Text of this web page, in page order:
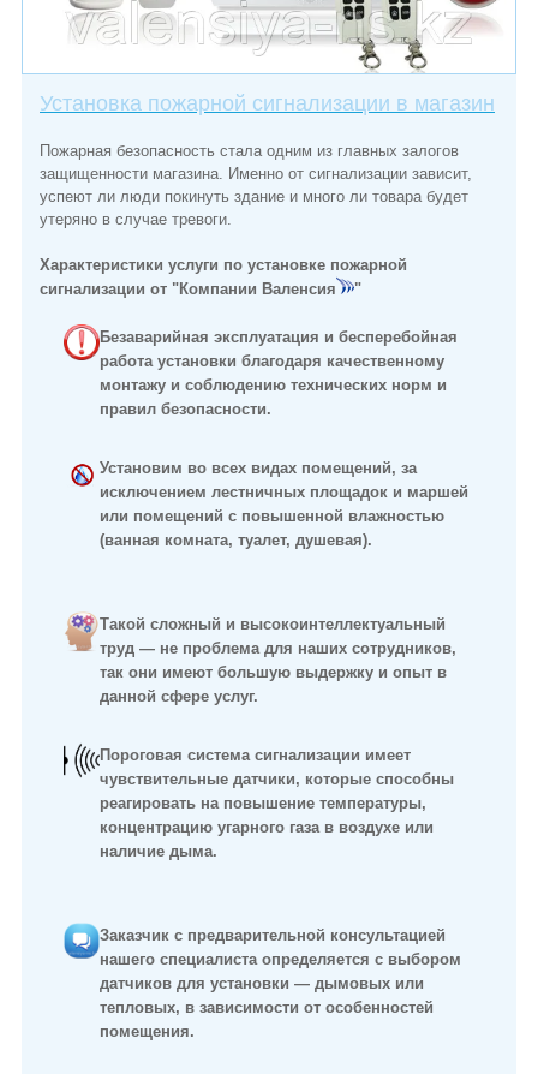
Установка пожарной сигнализации в магазин
Пожарная безопасность стала одним из главных залогов
защищенности магазина. Именно от сигнализации зависит,
успеют ли люди покинуть здание и много ли товара будет
утеряно в случае тревоги.
Характеристики услуги по установке пожарной
сигнализации от "Компании Валенсия
"
Безаварийная эксплуатация и бесперебойная
работа установки благодаря качественному
монтажу и соблюдению технических норм и
правил безопасности.
Установим во всех видах помещений, за
исключением лестничных площадок и маршей
или помещений с повышенной влажностью
(ванная комната, туалет, душевая).
Такой сложный и высокоинтеллектуальный
труд ― не проблема для наших сотрудников,
так они имеют большую выдержку и опыт в
данной сфере услуг.
Пороговая система сигнализации имеет
чувствительные датчики, которые способны
реагировать на повышение температуры,
концентрацию угарного газа в воздухе или
наличие дыма.
Заказчик с предварительной консультацией
нашего специалиста определяется с выбором
датчиков для установки ― дымовых или
тепловых, в зависимости от особенностей
помещения.